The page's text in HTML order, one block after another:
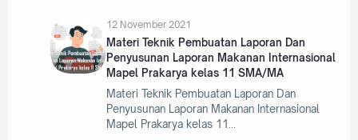
12 November 2021
Materi Teknik Pembuatan Laporan Dan
Penyusunan Laporan Makanan Internasional
Mapel Prakarya kelas 11 SMA/MA
Materi Teknik Pembuatan Laporan Dan
Penyusunan Laporan Makanan Internasional
Mapel Prakarya kelas 11